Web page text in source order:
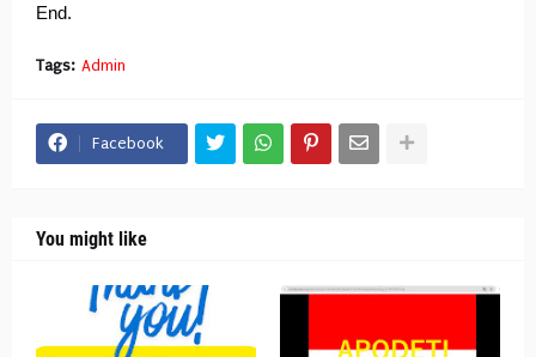
End.
Tags: Admin
Facebook
You might like